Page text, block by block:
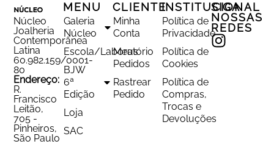
Núcleo
Joalheria
Contemporânea
Latina
60.982.159/0001-
80
Endereço:
R.
Francisco
Leitão,
705 -
Pinheiros,
São Paulo
MENU
Galeria
Núcleo
Escola/Laboratório
BJW
6ª
Edição
Loja
SAC
CLIENTE
Minha
Conta
Meus
Pedidos
Rastrear
Pedido
INSTITUCIONAL
Política de
Privacidade
Política de
Cookies
Política de
Compras,
Trocas e
Devoluções
SIGA
NOSSAS
REDES